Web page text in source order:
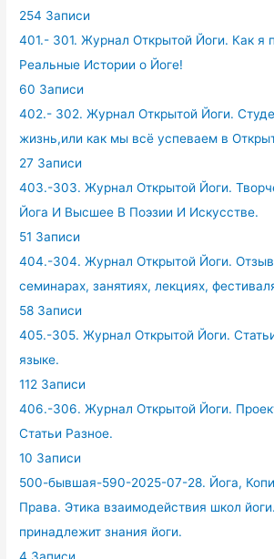
254 Записи
401.- 301. Журнал Открытой Йоги. Как я
Реальные Истории о Йоге!
60 Записи
402.- 302. Журнал Открытой Йоги.
жизнь,или как мы всё успеваем в
27 Записи
403.-303. Журнал Открытой Йоги.
Йога И Высшее В Поэзии И Искусстве.
51 Записи
404.-304. Журнал Открытой Йоги.
семинарах, занятиях, лекциях,
58 Записи
405.-305. Журнал Открытой Йоги.
языке.
112 Записи
406.-306. Журнал Открытой Йоги.
Статьи Разное.
10 Записи
500-бывшая-590-2025-07-28. Йога,
Права. Этика взаимодействия школ
принадлежит знания йоги.